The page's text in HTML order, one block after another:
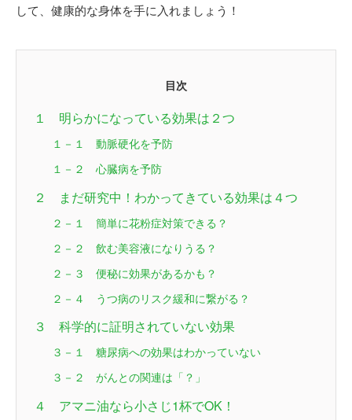
して、健康的な身体を手に入れましょう！
目次
１ 明らかになっている効果は２つ
１－１ 動脈硬化を予防
１－２ 心臓病を予防
２ まだ研究中！わかってきている効果は４つ
２－１ 簡単に花粉症対策できる？
２－２ 飲む美容液になりうる？
２－３ 便秘に効果があるかも？
２－４ うつ病のリスク緩和に繋がる？
３ 科学的に証明されていない効果
３－１ 糖尿病への効果はわかっていない
３－２ がんとの関連は「？」
４ アマニ油なら小さじ1杯でOK！